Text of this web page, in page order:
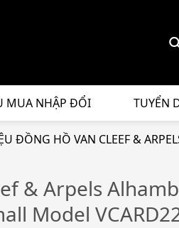
MUA NHẬP ĐỔI TUYỂN
ĐỒNG HỒ VAN CLEEF &
& Arpels
Model